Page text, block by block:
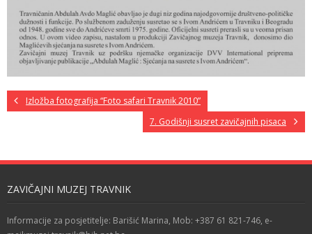
Izložba fotografija “Foto safari Travnik 2010”
7. Godišnji susret zavičajnih pisaca
ZAVIČAJNI MUZEJ TRAVNIK
Informacije za posjetitelje: Barišić Marina, Mob: +387 61 821-746, e-